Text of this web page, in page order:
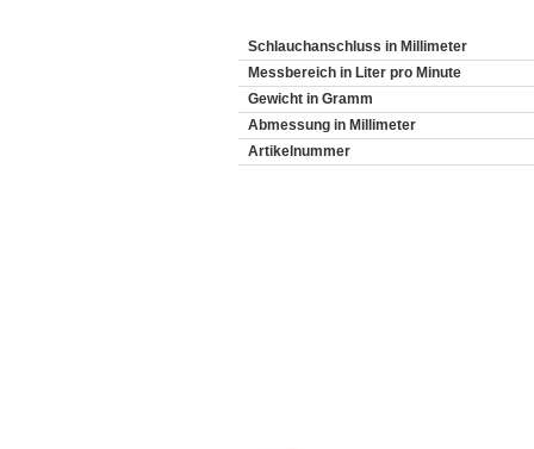
Schlauchanschluss in Millimeter
Messbereich in Liter pro Minute
Gewicht in Gramm
Abmessung in Millimeter
Artikelnummer